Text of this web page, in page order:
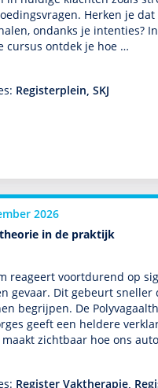
Herken je
ondanks je intenties?
cursus ontdek je hoe …
Registerplein, SKJ
2026
in de praktijk
reageert voort­durend op
gevaar. Dit gebeurt sneller
begrijpen. De
geeft een heldere
zichtbaar hoe ons
Register Vaktherapie,